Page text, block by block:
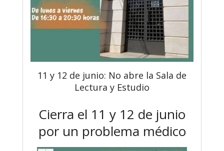
11 y 12 de junio: No abre la Sala de
Lectura y Estudio
Cierra el 11 y 12 de junio
por un problema médico